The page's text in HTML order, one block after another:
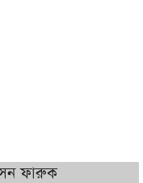
বাতিল করতে ল
ফারুক